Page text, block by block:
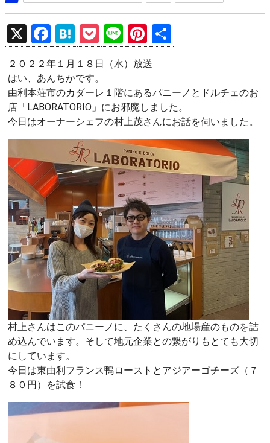
X
F
a
ce
b
o
o
H
at
e
n
a
P
o
ck
et
Li
n
e
Pi
nt
er
es
t
有
２０２２年１月１８日（水）放送
はい、あんちかです。
由利本荘市のカダーレ１階にあるパニーノとドルチェのお
店「LABORATORIO」にお邪魔しました。
今日はオーナーシェフの村上茂さんにお話を伺いました。
村上さんはこのパニーノに、たくさんの地場産のものを詰
め込んでいます。そして地元企業との繋がりもとても大切
にしています。
今日は東由利フランス鴨ローストとアジアーゴチーズ（７
８０円）を試食！